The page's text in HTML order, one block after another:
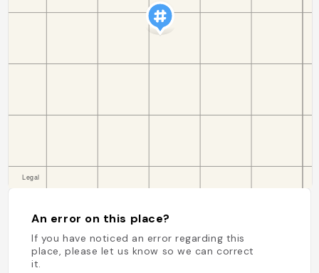
An error on this place?
If you have noticed an error regarding this
place, please let us know so we can correct
it.